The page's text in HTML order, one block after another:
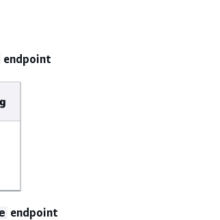
endpoint
endpoint